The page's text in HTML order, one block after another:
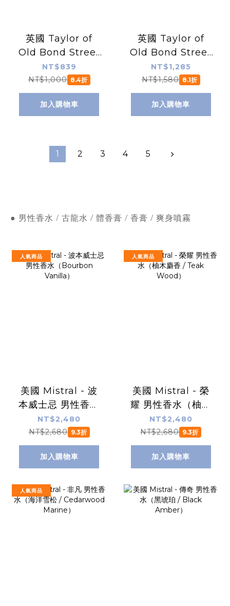
英國 Taylor of
Old Bond Street
傑明紳士 鬍後水 /
鬚後水（敏感肌推
薦 / 30ml）
NT$839
NT$1,000 8.4折
加入購物車
英國 Taylor of
Old Bond Street
傑明紳士 鬍後水 /
鬚後水（敏感肌推
薦 / 100ml）
NT$1,285
NT$1,580 8.1折
加入購物車
1 2 3 4 5
● 男性香水 / 古龍水 / 體香膏 / 香膏 / 爽身噴霧
人氣商品
美國 Mistral - 波
本威士忌 男性香水
（Bourbon
Vanilla）
NT$2,480
NT$2,680 9.3折
加入購物車
人氣商品
美國 Mistral - 榮
耀 男性香水（柚木
麝香 / Teak
Wood）
NT$2,480
NT$2,680 9.3折
加入購物車
人氣商品